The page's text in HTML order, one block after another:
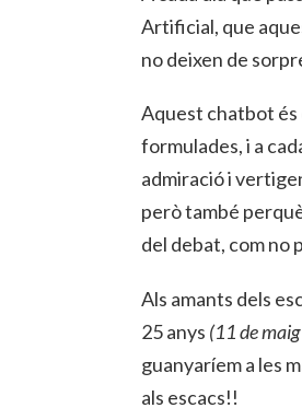
Artificial, que
no deixen de
Aquest chatbot és
formulades, i a
admiració i
però també
del debat, com no
Als amants dels
25 anys (11 de
guanyaríem a les
als escacs!!